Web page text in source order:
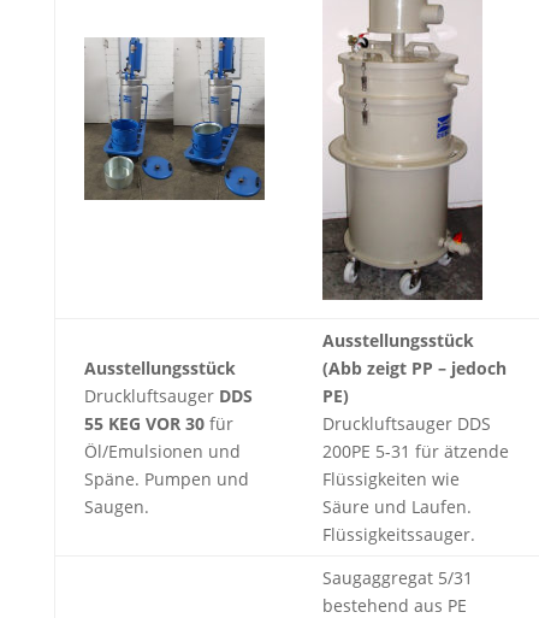
Ausstellungsstück
Druckluftsauger DDS
55 KEG VOR 30 für
Öl/Emulsionen und
Späne. Pumpen und
Saugen.
Ausstellungsstück
(Abb zeigt PP – jedoch
PE)
Druckluftsauger DDS
200PE 5-31 für ätzende
Flüssigkeiten wie
Säure und Laufen.
Flüssigkeitssauger.
Saugaggregat 5/31
bestehend aus PE